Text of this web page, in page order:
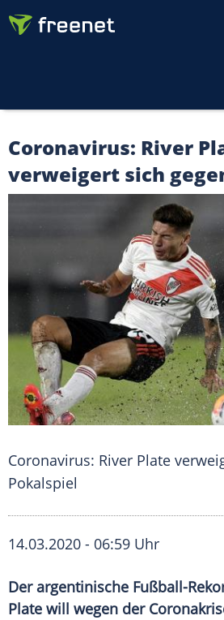
Coronavirus: River
verweigert sich
Coronavirus: River Plate
Pokalspiel
14.03.2020 - 06:59 Uhr
Der argentinische Fußball-
Plate will wegen der